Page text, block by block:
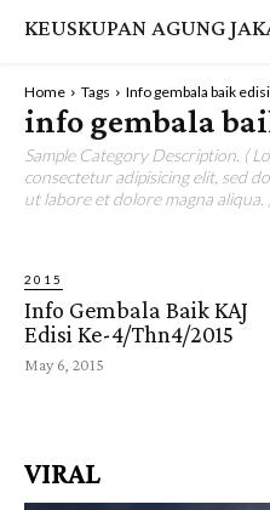
KEUSKUPAN AGUNG
Home Tags Info gembala baik
info gembala
Sample Category Description. (
consectetur adipisicing elit, sed
ut labore et dolore magna aliqua.
2015
Info Gembala Baik KAJ
Edisi Ke-4/Thn4/2015
May 6, 2015
VIRAL